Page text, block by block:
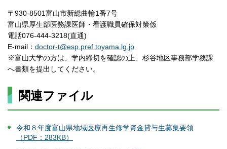
〒930-8501富山市新総曲輪1番7号
富山県厚生部医務課医師・看護職員確保対策係
電話076-444-3218(直通)
E-mail： doctor-t@esp.pref.toyama.lg.jp
※富山大学の方は、学内締切を確認の上、杉谷地区事務部学務課
へ書類を提出してください。
関連ファイル
令和８年度富山県地域医療再生修学資金貸与生募集要領
（PDF：283KB）